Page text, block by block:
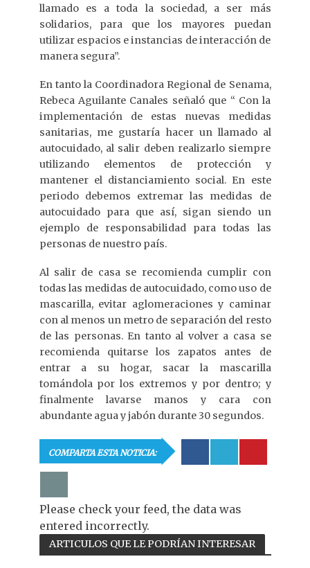
llamado es a toda la sociedad, a ser más
solidarios, para que los mayores puedan
utilizar espacios e instancias de interacción de
manera segura”.
En tanto la Coordinadora Regional de Senama,
Rebeca Aguilante Canales señaló que “ Con la
implementación de estas nuevas medidas
sanitarias, me gustaría hacer un llamado al
autocuidado, al salir deben realizarlo siempre
utilizando elementos de protección y
mantener el distanciamiento social. En este
periodo debemos extremar las medidas de
autocuidado para que así, sigan siendo un
ejemplo de responsabilidad para todas las
personas de nuestro país.
Al salir de casa se recomienda cumplir con
todas las medidas de autocuidado, como uso de
mascarilla, evitar aglomeraciones y caminar
con al menos un metro de separación del resto
de las personas. En tanto al volver a casa se
recomienda quitarse los zapatos antes de
entrar a su hogar, sacar la mascarilla
tomándola por los extremos y por dentro; y
finalmente lavarse manos y cara con
abundante agua y jabón durante 30 segundos.
COMPARTA ESTA NOTICIA:
Please check your feed, the data was
entered incorrectly.
ARTICULOS QUE LE PODRÍAN INTERESAR